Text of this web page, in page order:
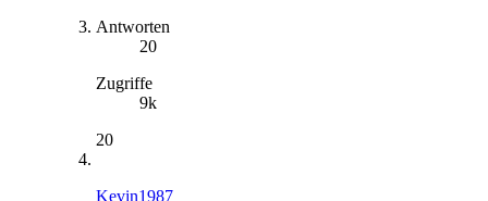
Antworten
20
Zugriffe
9k
20
Kevin1987